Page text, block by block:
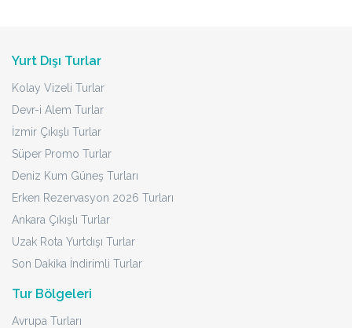
Yurt Dışı Turlar
Kolay Vizeli Turlar
Devr-i Alem Turlar
İzmir Çıkışlı Turlar
Süper Promo Turlar
Deniz Kum Güneş Turları
Erken Rezervasyon 2026 Turları
Ankara Çıkışlı Turlar
Uzak Rota Yurtdışı Turlar
Son Dakika İndirimli Turlar
Tur Bölgeleri
Avrupa Turları